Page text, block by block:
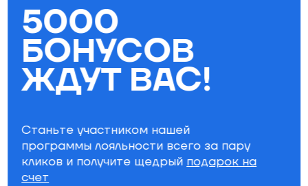
Бестселлеры
5000
БОНУСОВ
ЖДУТ ВАС!
Станьте участником нашей
программы лояльности всего за пару
кликов и получите щедрый подарок на
счет